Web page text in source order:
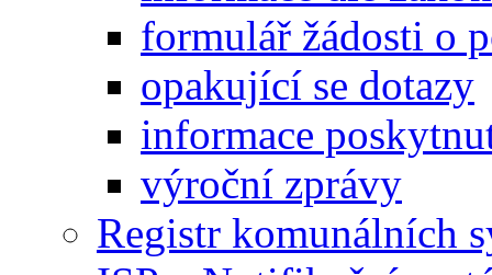
formulář žádosti o
opakující se dotazy
informace
výroční zprávy
Registr komunálních